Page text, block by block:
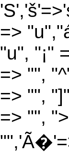
=>
"u", "¡"
=> "",
=> "",
=> "",